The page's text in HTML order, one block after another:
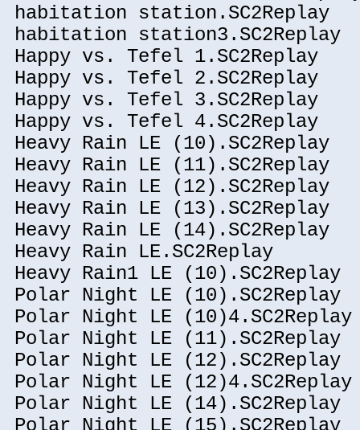
habitation station.SC2Replay
habitation station3.SC2Replay
Happy vs. Tefel 1.SC2Replay
Happy vs. Tefel 2.SC2Replay
Happy vs. Tefel 3.SC2Replay
Happy vs. Tefel 4.SC2Replay
Heavy Rain LE (10).SC2Replay
Heavy Rain LE (11).SC2Replay
Heavy Rain LE (12).SC2Replay
Heavy Rain LE (13).SC2Replay
Heavy Rain LE (14).SC2Replay
Heavy Rain LE.SC2Replay
Heavy Rain1 LE (10).SC2Replay
Polar Night LE (10).SC2Replay
Polar Night LE (10)4.SC2Replay
Polar Night LE (11).SC2Replay
Polar Night LE (12).SC2Replay
Polar Night LE (12)4.SC2Replay
Polar Night LE (14).SC2Replay
Polar Night LE (15).SC2Replay